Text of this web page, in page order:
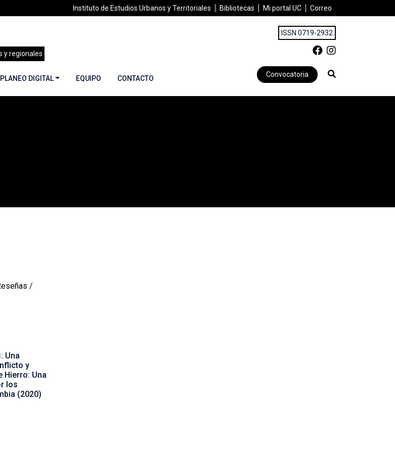
Instituto de Estudios Urbanos y Territoriales Bibliotecas Mi portal UC Correo
y regionales
ISSN 0719-2932
PLANEO DIGITAL EQUIPO CONTACTO Convocatoria
/
Una
y
Hierro: Una
los
(2020)